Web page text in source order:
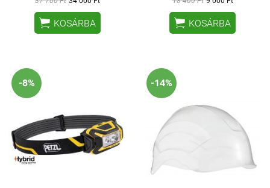
 KOSÁRBA  KOSÁRBA
-8% -14%